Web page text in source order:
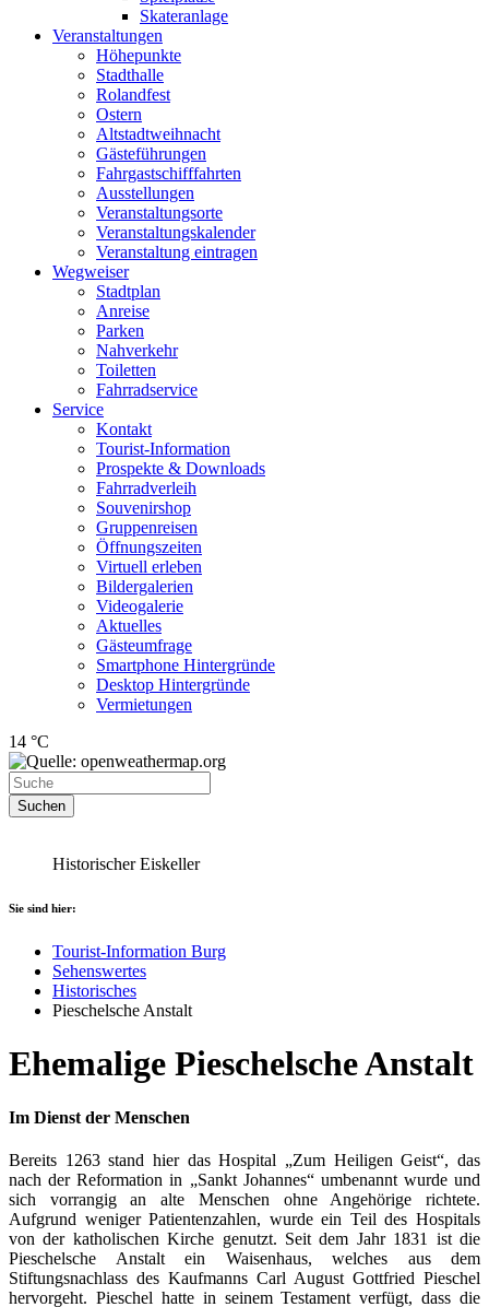
Skateranlage
Veranstaltungen
Höhepunkte
Stadthalle
Rolandfest
Ostern
Altstadtweihnacht
Gästeführungen
Fahrgastschifffahrten
Ausstellungen
Veranstaltungsorte
Veranstaltungskalender
Veranstaltung eintragen
Wegweiser
Stadtplan
Anreise
Parken
Nahverkehr
Toiletten
Fahrradservice
Service
Kontakt
Tourist-Information
Prospekte & Downloads
Fahrradverleih
Souvenirshop
Gruppenreisen
Öffnungszeiten
Virtuell erleben
Bildergalerien
Videogalerie
Aktuelles
Gästeumfrage
Smartphone Hintergründe
Desktop Hintergründe
Vermietungen
14 °C
Suchen
Historischer Eiskeller
Sie sind hier:
Tourist-Information Burg
Sehenswertes
Historisches
Pieschelsche Anstalt
Ehemalige Pieschelsche Anstalt
Im Dienst der Menschen
Bereits 1263 stand hier das Hospital „Zum Heiligen Geist“, das
nach der Reformation in „Sankt Johannes“ umbenannt wurde und
sich vorrangig an alte Menschen ohne Angehörige richtete.
Aufgrund weniger Patientenzahlen, wurde ein Teil des Hospitals
von der katholischen Kirche genutzt. Seit dem Jahr 1831 ist die
Pieschelsche Anstalt ein Waisenhaus, welches aus dem
Stiftungsnachlass des Kaufmanns Carl August Gottfried Pieschel
hervorgeht. Pieschel hatte in seinem Testament verfügt, dass die